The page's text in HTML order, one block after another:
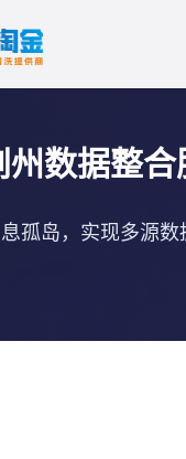
州数据整合
孤岛，实现多源数